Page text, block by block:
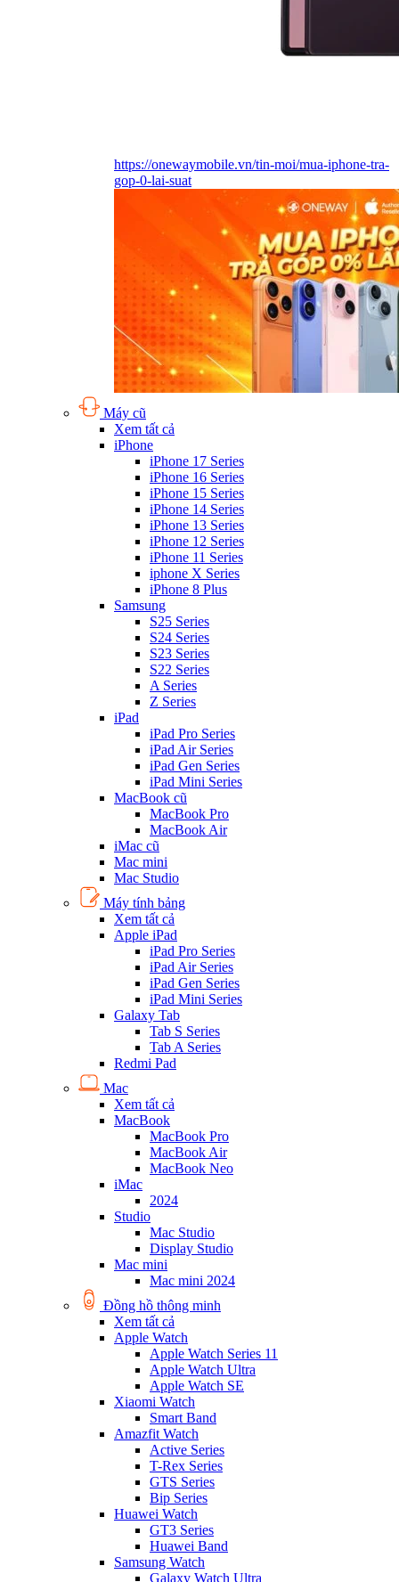
https://onewaymobile.vn/tin-moi/mua-iphone-tra-
gop-0-lai-suat
Máy cũ
Xem tất cả
iPhone
iPhone 17 Series
iPhone 16 Series
iPhone 15 Series
iPhone 14 Series
iPhone 13 Series
iPhone 12 Series
iPhone 11 Series
iphone X Series
iPhone 8 Plus
Samsung
S25 Series
S24 Series
S23 Series
S22 Series
A Series
Z Series
iPad
iPad Pro Series
iPad Air Series
iPad Gen Series
iPad Mini Series
MacBook cũ
MacBook Pro
MacBook Air
iMac cũ
Mac mini
Mac Studio
Máy tính bảng
Xem tất cả
Apple iPad
iPad Pro Series
iPad Air Series
iPad Gen Series
iPad Mini Series
Galaxy Tab
Tab S Series
Tab A Series
Redmi Pad
Mac
Xem tất cả
MacBook
MacBook Pro
MacBook Air
MacBook Neo
iMac
2024
Studio
Mac Studio
Display Studio
Mac mini
Mac mini 2024
Đồng hồ thông minh
Xem tất cả
Apple Watch
Apple Watch Series 11
Apple Watch Ultra
Apple Watch SE
Xiaomi Watch
Smart Band
Amazfit Watch
Active Series
T-Rex Series
GTS Series
Bip Series
Huawei Watch
GT3 Series
Huawei Band
Samsung Watch
Galaxy Watch Ultra